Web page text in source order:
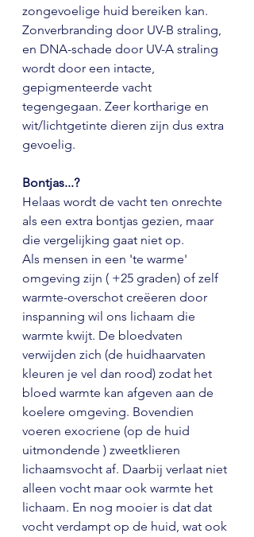
zongevoelige huid bereiken kan.
Zonverbranding door UV-B straling,
en DNA-schade door UV-A straling
wordt door een intacte,
gepigmenteerde vacht
tegengegaan. Zeer kortharige en
wit/lichtgetinte dieren zijn dus extra
gevoelig.
Bontjas...?
Helaas wordt de vacht ten onrechte
als een extra bontjas gezien, maar
die vergelijking gaat niet op.
Als mensen in een 'te warme'
omgeving zijn ( +25 graden) of zelf
warmte-overschot creëeren door
inspanning wil ons lichaam die
warmte kwijt. De bloedvaten
verwijden zich (de huidhaarvaten
kleuren je vel dan rood) zodat het
bloed warmte kan afgeven aan de
koelere omgeving. Bovendien
voeren exocriene (op de huid
uitmondende ) zweetklieren
lichaamsvocht af. Daarbij verlaat niet
alleen vocht maar ook warmte het
lichaam. En nog mooier is dat dat
vocht verdampt op de huid, wat ook